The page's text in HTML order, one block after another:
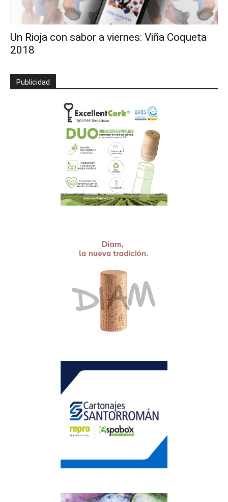
Un Rioja con sabor a viernes: Viña Coqueta
2018
Publicidad